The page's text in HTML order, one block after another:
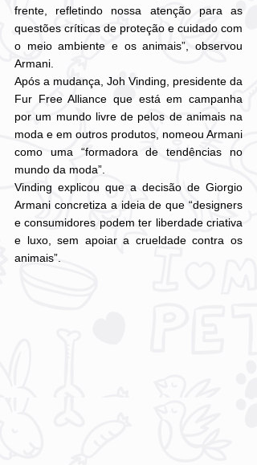
frente, refletindo nossa atenção para as
questões críticas de proteção e cuidado com
o meio ambiente e os animais”, observou
Armani.
Após a mudança, Joh Vinding, presidente da
Fur Free Alliance que está em campanha
por um mundo livre de pelos de animais na
moda e em outros produtos, nomeou Armani
como uma “formadora de tendências no
mundo da moda”.
Vinding explicou que a decisão de Giorgio
Armani concretiza a ideia de que “designers
e consumidores podem ter liberdade criativa
e luxo, sem apoiar a crueldade contra os
animais”.